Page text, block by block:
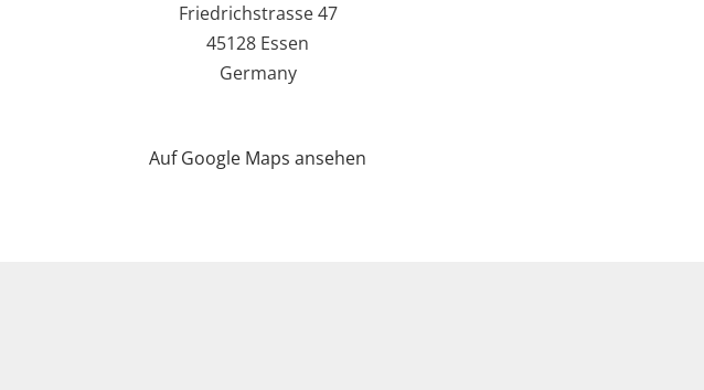
Friedrichstrasse 47
45128 Essen
Germany
Auf Google Maps ansehen